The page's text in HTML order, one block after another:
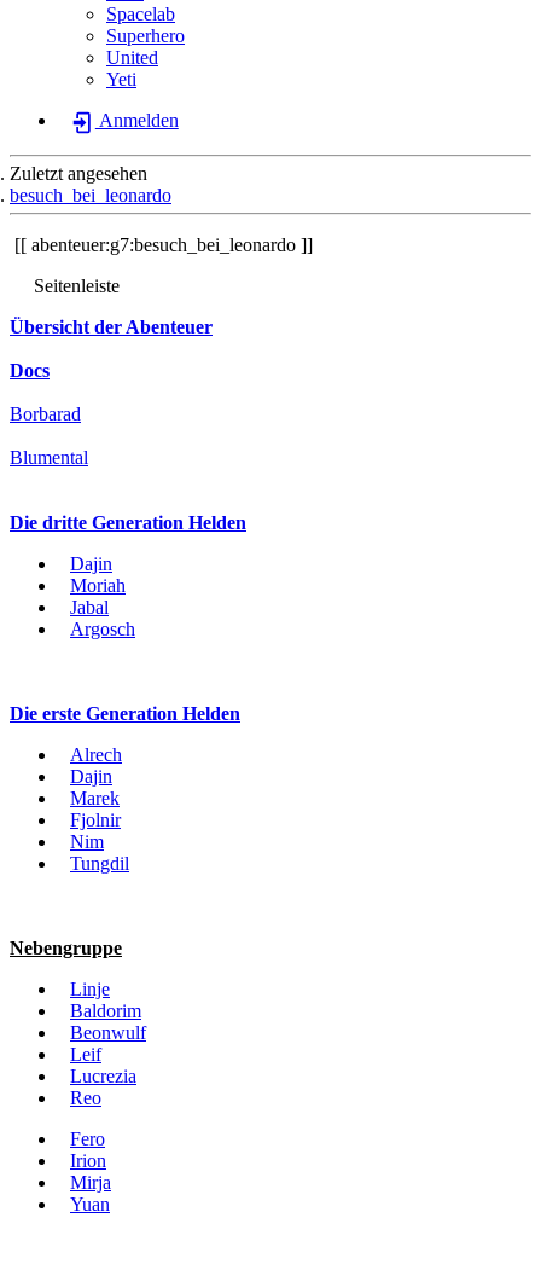
Spacelab
Superhero
United
Yeti
Anmelden
Zuletzt angesehen
besuch_bei_leonardo
abenteuer:g7:besuch_bei_leonardo
Seitenleiste
Übersicht der Abenteuer
Docs
Borbarad
Blumental
Die dritte Generation Helden
Dajin
Moriah
Jabal
Argosch
Die erste Generation Helden
Alrech
Dajin
Marek
Fjolnir
Nim
Tungdil
Nebengruppe
Linje
Baldorim
Beonwulf
Leif
Lucrezia
Reo
Fero
Irion
Mirja
Yuan